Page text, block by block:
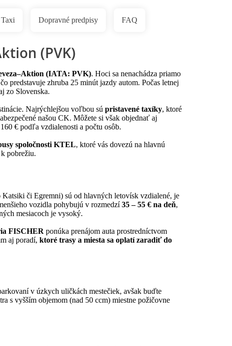
Taxi Dopravné predpisy FAQ
(PVK)
(IATA: PVK). Hoci sa nenachádza priamo
predstavuje zhruba 25 minút jazdy autom. Počas letnej
zo Slovenska.
Najrýchlejšou voľbou sú pristavené taxíky, ktoré
našou CK. Môžete si však objednať aj
€ podľa vzdialenosti a počtu osôb.
spoločnosti KTEL, ktoré vás dovezú na hlavnú
pobrežiu.
Katsiki či Egremni) sú od hlavných letovísk vzdialené, je
vozidla pohybujú v rozmedzí35 – 55 € na deň,
mesiacoch je vysoký.
FISCHER ponúka prenájom auta prostredníctvom
aj poradí, ktoré trasy a miesta sa oplatí zaradiť do
v úzkych uličkách mestečiek, avšak buďte
s vyšším objemom (nad 50 ccm) miestne požičovne